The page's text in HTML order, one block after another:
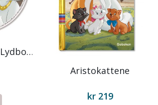
Aristokattene – Lydbok på CD
Aristokattene
kr219